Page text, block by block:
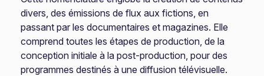
divers, des émissions de flux aux fictions, en
passant par les documentaires et magazines. Elle
comprend toutes les étapes de production, de la
conception initiale à la post-production, pour des
programmes destinés à une diffusion télévisuelle.